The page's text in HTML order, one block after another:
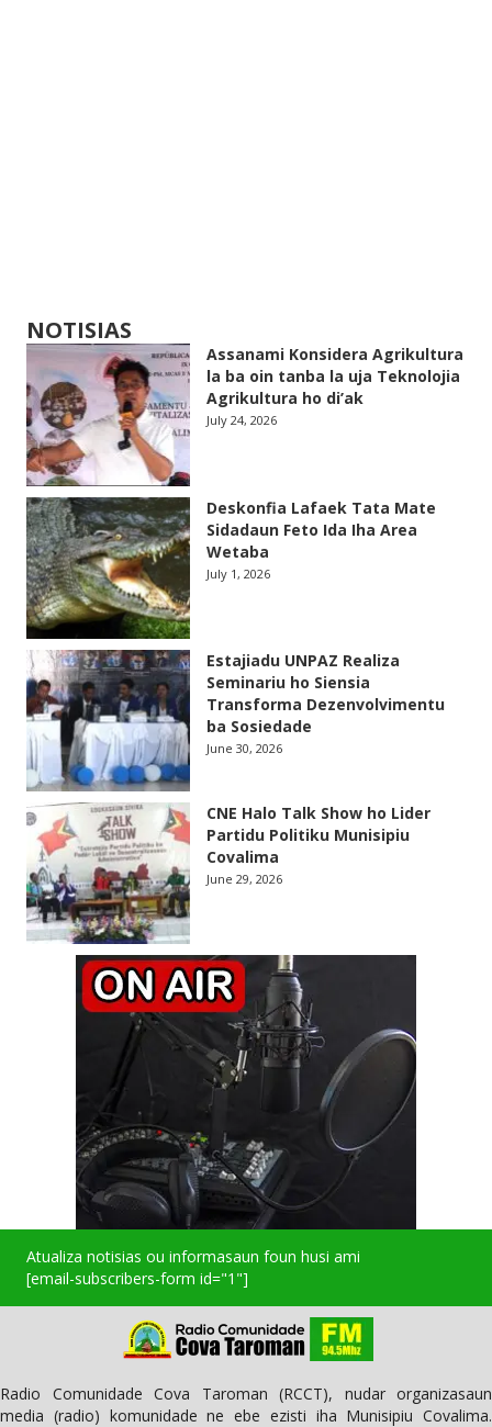
NOTISIAS
Assanami Konsidera Agrikultura
la ba oin tanba la uja Teknolojia
Agrikultura ho di’ak
July 24, 2026
Deskonfia Lafaek Tata Mate
Sidadaun Feto Ida Iha Area
Wetaba
July 1, 2026
Estajiadu UNPAZ Realiza
Seminariu ho Siensia
Transforma Dezenvolvimentu
ba Sosiedade
June 30, 2026
CNE Halo Talk Show ho Lider
Partidu Politiku Munisipiu
Covalima
June 29, 2026
Atualiza notisias ou informasaun foun husi ami
[email-subscribers-form id="1"]
Radio Comunidade Cova Taroman (RCCT), nudar organizasaun
media (radio) komunidade ne ebe ezisti iha Munisipiu Covalima.